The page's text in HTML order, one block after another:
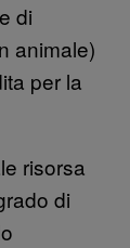
di
animale)
per la
risorsa
di